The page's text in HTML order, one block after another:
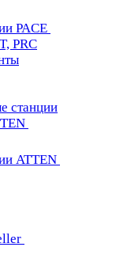
PACE
PRC
станции
ATTEN